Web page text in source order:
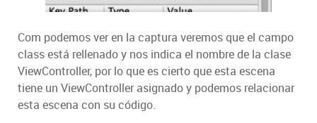
Com podemos ver en la captura veremos que el campo
class está rellenado y nos indica el nombre de la clase
ViewController, por lo que es cierto que esta escena
tiene un ViewController asignado y podemos relacionar
esta escena con su código.